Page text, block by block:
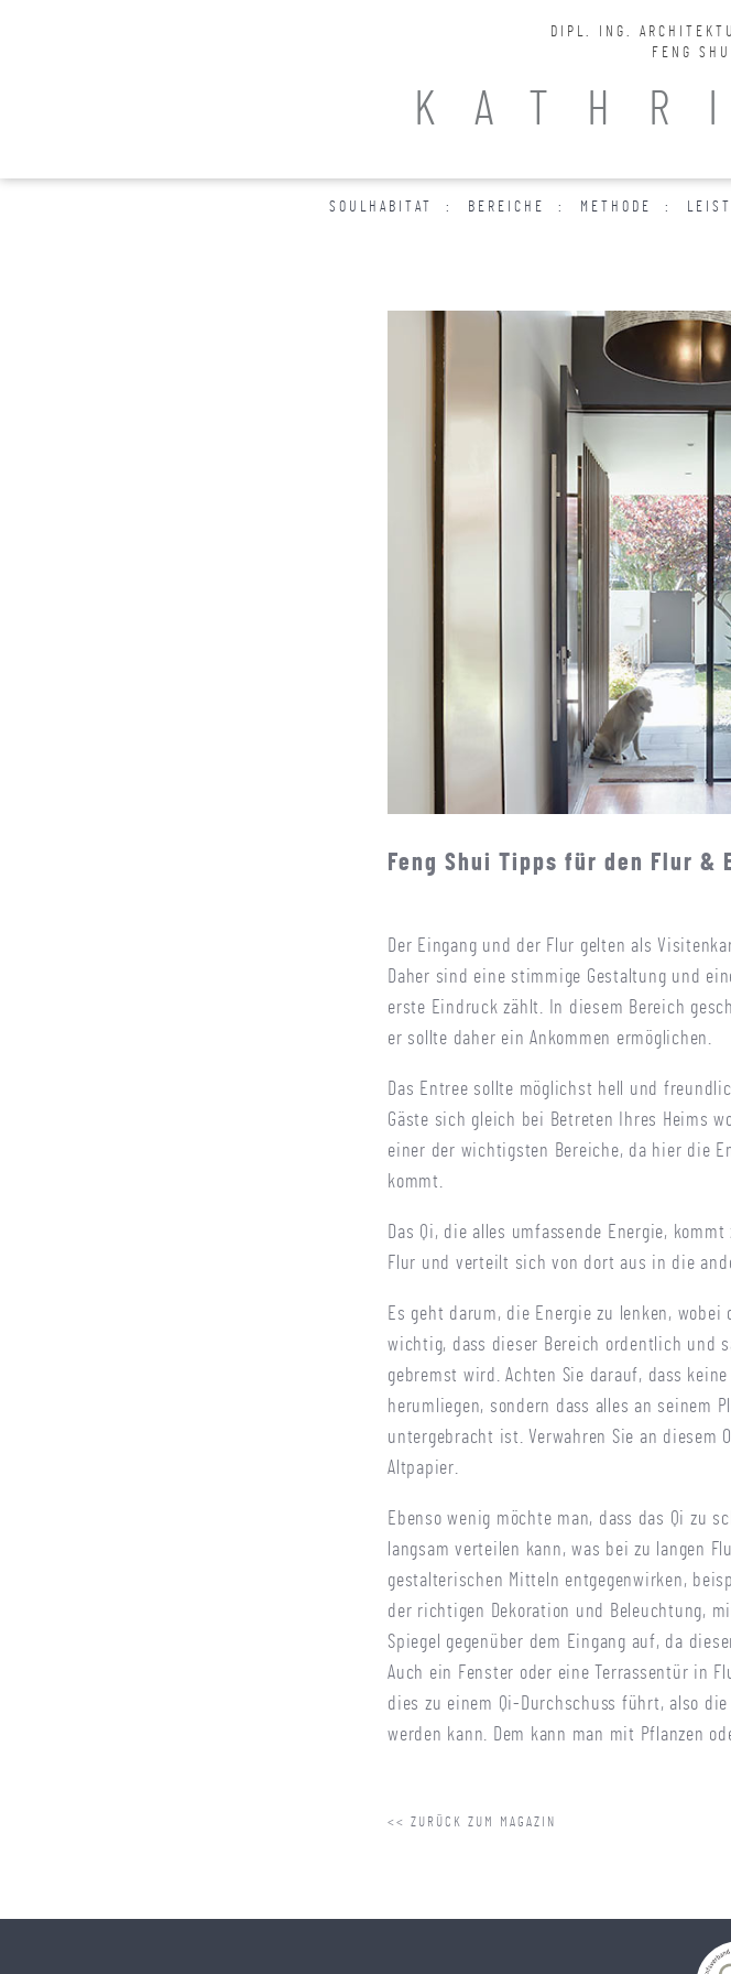
DIPL. ING.
FENG
SOULHABITAT BEREICHE METHODE
Feng Shui Tipps für den Flur &
Der Eingang und der Flur gelten als
Daher sind eine stimmige Gestaltung und
erste Eindruck zählt. In diesem Bereich
er sollte daher ein Ankommen ermöglichen.
Das Entree sollte möglichst hell und
Gäste sich gleich bei Betreten Ihres Heims
einer der wichtigsten Bereiche, da hier die
kommt.
Das Qi, die alles umfassende Energie,
Flur und verteilt sich von dort aus in die
Es geht darum, die Energie zu lenken,
wichtig, dass dieser Bereich ordentlich und
gebremst wird. Achten Sie darauf, dass
herumliegen, sondern dass alles an seinem
untergebracht ist. Verwahren Sie an
Altpapier.
Ebenso wenig möchte man, dass das Qi zu
langsam verteilen kann, was bei zu langen
gestalterischen Mitteln entgegenwirken,
der richtigen Dekoration und Beleuchtung,
Spiegel gegenüber dem Eingang auf, da
Auch ein Fenster oder eine Terrassentür in
dies zu einem Qi-Durchschuss führt, also
werden kann. Dem kann man mit Pflanzen
<< ZURÜCK ZUM MAGAZIN